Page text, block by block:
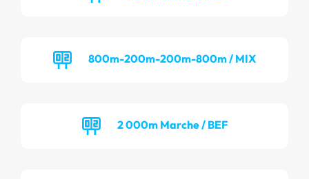
800m-200m-200m-800m / MIX
2 000m Marche / BEF